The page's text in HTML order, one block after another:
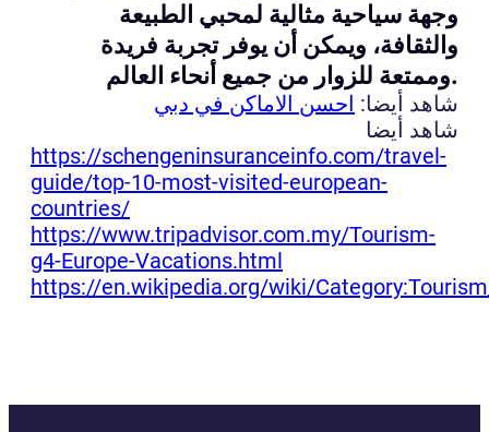
وجهة سياحية مثالية لمحبي الطبيعة
والثقافة، ويمكن أن يوفر تجربة فريدة
وممتعة للزوار من جميع أنحاء العالم.
شاهد أيضا: احسن الاماكن في دبي
شاهد أيضا
https://schengeninsuranceinfo.com/travel-
guide/top-10-most-visited-european-
countries/
https://www.tripadvisor.com.my/Tourism-
g4-Europe-Vacations.html
https://en.wikipedia.org/wiki/